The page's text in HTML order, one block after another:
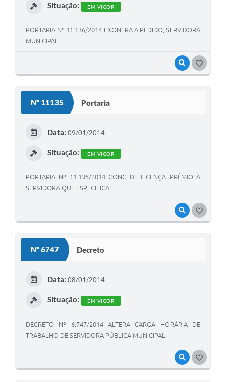
VISUALIZAR
Situação: EM VIGOR
PORTARIA Nº 11.136/2014 EXONERA A PEDIDO, SERVIDORA
MUNICIPAL
Nº 11135 Portaria
VISUALIZAR
Data: 09/01/2014
Situação: EM VIGOR
PORTARIA Nº 11.135/2014 CONCEDE LICENÇA PRÊMIO À
SERVIDORA QUE ESPECIFICA
Nº 6747 Decreto
VISUALIZAR
Data: 08/01/2014
Situação: EM VIGOR
DECRETO Nº 6.747/2014 ALTERA CARGA HORÁRIA DE
TRABALHO DE SERVIDORA PÚBLICA MUNICIPAL